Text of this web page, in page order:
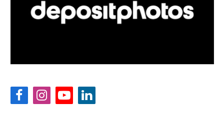
FacebookInstagramYouTubeLinkedIn